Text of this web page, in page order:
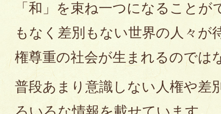
「和」を束ね一つになること
もなく差別もない世界の人々が
権尊重の社会が生まれるのでは
普段あまり意識しない人権や差